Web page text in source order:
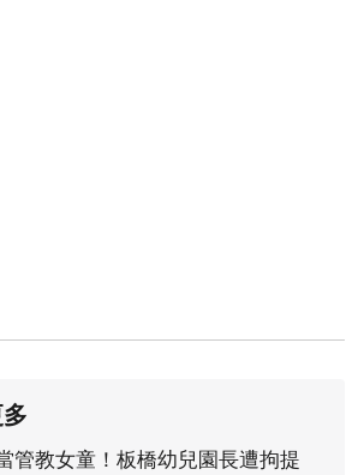
管教女童！板橋幼兒園長遭拘提